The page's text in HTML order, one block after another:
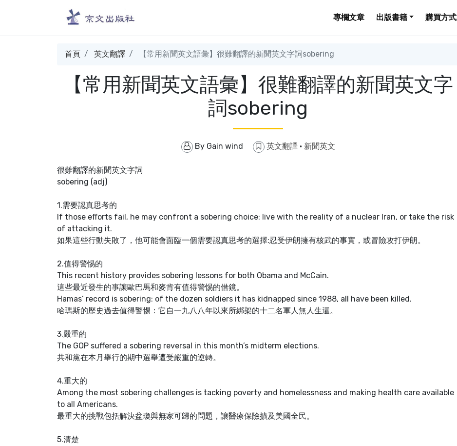
專欄文章 出版書籍 購買方式
首頁 英文翻譯 【常用新聞英文語彙】很難翻譯的新聞英文字詞sobering
【常用新聞英文語彙】很難翻譯的新聞英文字
詞sobering
By Gain wind 英文翻譯 · 新聞英文
很難翻譯的新聞英文字詞
sobering (adj)
1.需要認真思考的
If those efforts fail, he may confront a sobering choice: live with the reality of a nuclear Iran, or take the risk
of attacking it.
如果這些行動失敗了，他可能會面臨一個需要認真思考的選擇:忍受伊朗擁有核武的事實，或冒險攻打伊朗。
2.值得警惕的
This recent history provides sobering lessons for both Obama and McCain.
這些最近發生的事讓歐巴馬和麥肯有值得警惕的借鏡。
Hamas’ record is sobering: of the dozen soldiers it has kidnapped since 1988, all have been killed.
哈瑪斯的歷史過去值得警惕：它自一九八八年以來所綁架的十二名軍人無人生還。
3.嚴重的
The GOP suffered a sobering reversal in this month’s midterm elections.
共和黨在本月舉行的期中選舉遭受嚴重的逆轉。
4.重大的
Among the most sobering challenges is tacking poverty and homelessness and making health care available
to all Americans.
最重大的挑戰包括解決盆瓊與無家可歸的問題，讓醫療保險擴及美國全民。
5.清楚